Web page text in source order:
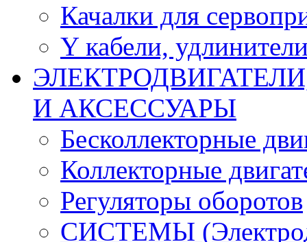
Качалки для
Y кабели,
И АКСЕССУАРЫ
Бесколлекторные
Коллекторные
Регуляторы оборотов
СИСТЕМЫ